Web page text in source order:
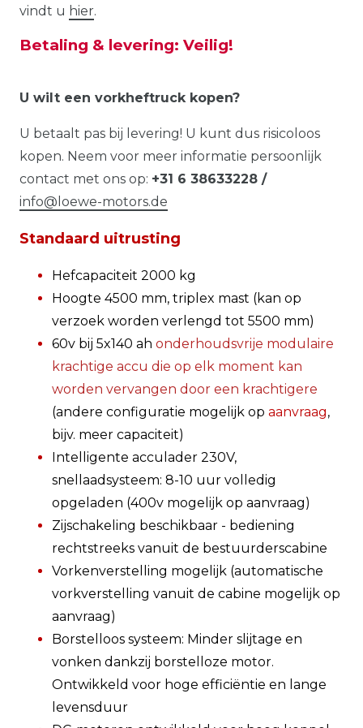
vindt u hier.
Betaling & levering: Veilig!
U wilt een vorkheftruck kopen?
U betaalt pas bij levering! U kunt dus risicoloos
kopen. Neem voor meer informatie persoonlijk
contact met ons op: +31 6 38633228 /
info@loewe-motors.de
Standaard uitrusting
Hefcapaciteit 2000 kg
Hoogte 4500 mm, triplex mast (kan op
verzoek worden verlengd tot 5500 mm)
60v bij 5x140 ah onderhoudsvrije modulaire
krachtige accu die op elk moment kan
worden vervangen door een krachtigere
(andere configuratie mogelijk op aanvraag,
bijv. meer capaciteit)
Intelligente acculader 230V,
snellaadsysteem: 8-10 uur volledig
opgeladen (400v mogelijk op aanvraag)
Zijschakeling beschikbaar - bediening
rechtstreeks vanuit de bestuurderscabine
Vorkenverstelling mogelijk (automatische
vorkverstelling vanuit de cabine mogelijk op
aanvraag)
Borstelloos systeem: Minder slijtage en
vonken dankzij borstelloze motor.
Ontwikkeld voor hoge efficiëntie en lange
levensduur